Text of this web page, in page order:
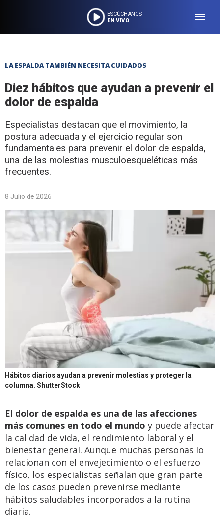
ESCÚCHANOS
EN VIVO
LA ESPALDA TAMBIÉN NECESITA CUIDADOS
Diez hábitos que ayudan a prevenir el
dolor de espalda
Especialistas destacan que el movimiento, la
postura adecuada y el ejercicio regular son
fundamentales para prevenir el dolor de espalda,
una de las molestias musculoesqueléticas más
frecuentes.
8 Julio de 2026
Hábitos diarios ayudan a prevenir molestias y proteger la
columna. ShutterStock
El dolor de espalda es una de las afecciones
más comunes en todo el mundo y puede afectar
la calidad de vida, el rendimiento laboral y el
bienestar general. Aunque muchas personas lo
relacionan con el envejecimiento o el esfuerzo
físico, los especialistas señalan que gran parte
de los casos pueden prevenirse mediante
hábitos saludables incorporados a la rutina
diaria.